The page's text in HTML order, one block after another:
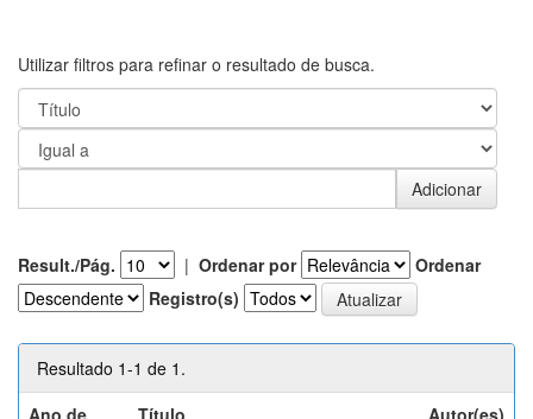
Utilizar filtros para refinar o resultado de busca.
Result./Pág. | Ordenar por
Ordenar
Registro(s)
Resultado 1-1 de 1.
Ano de
Título Autor(es)